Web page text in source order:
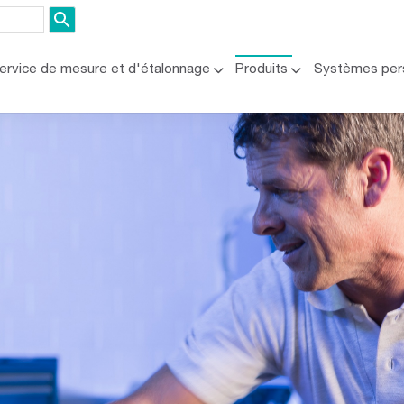
de mesure et d'étalonnage Produits Systèmes